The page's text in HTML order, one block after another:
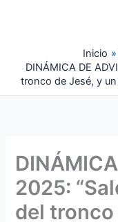
Inicio
DINÁMICA DE
tronco de Jesé, y un
2025:
del tronco